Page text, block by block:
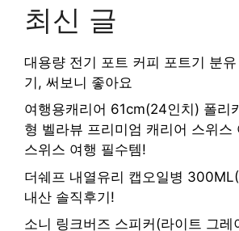
최신 글
대용량 전기 포트 커피 포트기 분
기, 써보니 좋아요
여행용캐리어 61cm(24인치) 폴리
형 벨라뷰 프리미엄 캐리어 스위스
스위스 여행 필수템!
더쉐프 내열유리 캡오일병
내산 솔직후기!
소니 링크버즈 스피커(라이트 그레